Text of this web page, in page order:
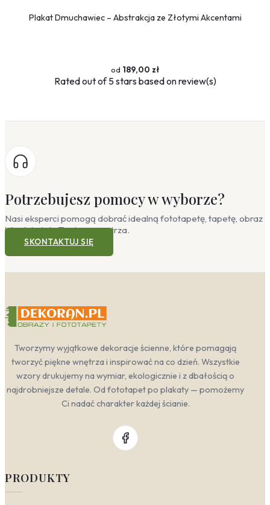
Plakat Dmuchawiec – Abstrakcja ze Złotymi Akcentami
189,00 zł
Ratedout of 5 stars based onreview(s)
Potrzebujesz pomocy w wyborze?
Nasi eksperci pomogą dobrać idealną fototapetę, tapetę, obraz
lub plakat do Twojego wnętrza.
SKONTAKTUJ SIĘ
Tworzymy wyjątkowe dekoracje ścienne, które pomagają
tworzyć piękne wnętrza i inspirować na co dzień. Wszystkie
wzory drukujemy na wymiar, ekologicznie i z dbałością o
najdrobniejsze detale. Od fototapet po plakaty — pomożemy
Ci nadać charakter każdej ścianie.
PRODUKTY